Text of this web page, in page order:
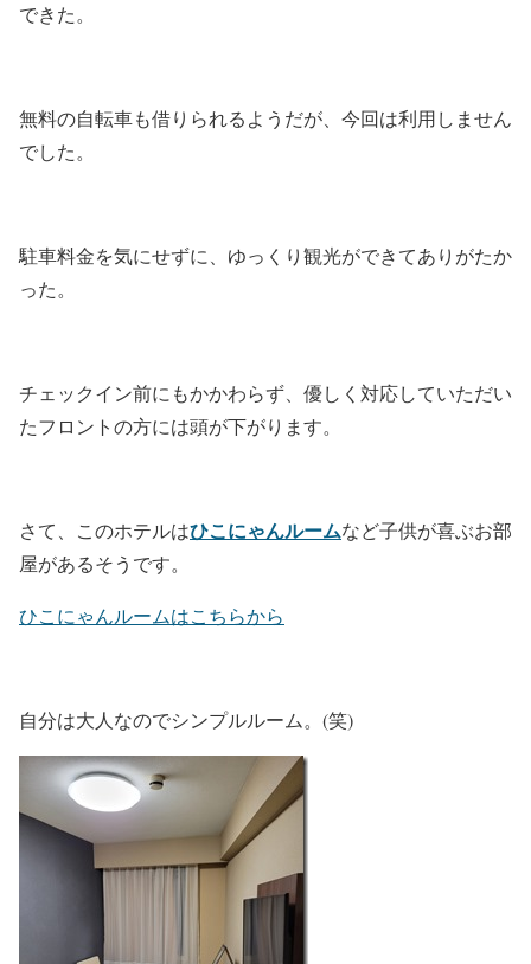
できた。
無料の自転車も借りられるようだが、今回は利用しません
でした。
駐車料金を気にせずに、ゆっくり観光ができてありがたか
った。
チェックイン前にもかかわらず、優しく対応していただい
たフロントの方には頭が下がります。
さて、このホテルはひこにゃんルームなど子供が喜ぶお部
屋があるそうです。
ひこにゃんルームはこちらから
自分は大人なのでシンプルルーム。(笑)